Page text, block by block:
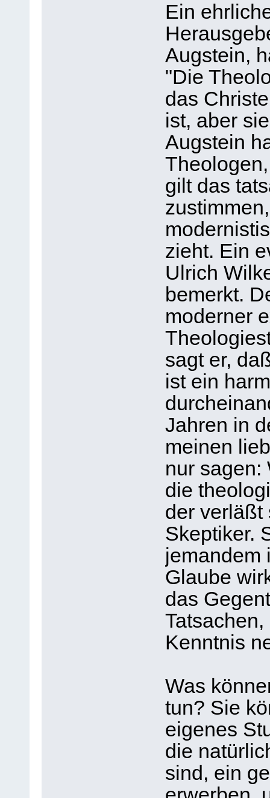
Ein
Augstein,
"Die
das
ist, aber
Augstein
gilt das
zieht. Ein
Ulrich
bemerkt.
moderner
sagt er,
ist ein
Jahren in
meinen
nur sagen:
die
der verläßt
Skeptiker.
jemandem
Glaube
das
Kenntnis
Was
tun? Sie
eigenes
die
sind, ein